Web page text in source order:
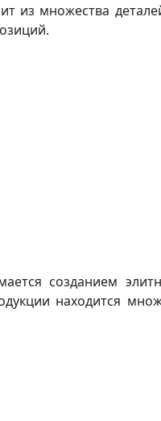
из множества
созданием
находится